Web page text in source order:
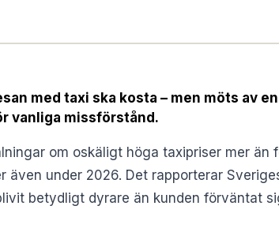
med taxi ska kosta – men möts av
vanliga missförstånd.
om oskäligt höga taxipriser mer än
även under 2026. Det rapporterar
betydligt dyrare än kunden förväntat